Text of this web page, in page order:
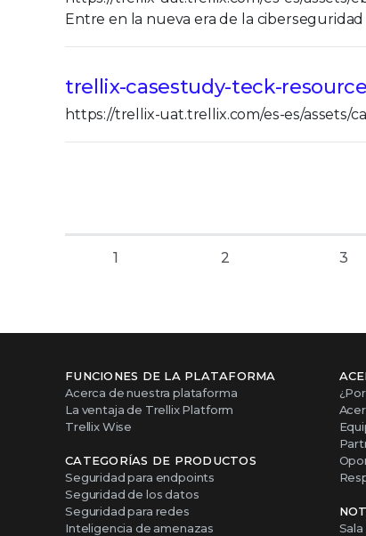
Entre en la nueva era de la ciberseguridad
trellix-casestudy-teck-
https://trellix-uat.trellix.com/es-es/assets/
1 2 3
FUNCIONES DE LA PLATAFORMA
Acerca de nuestra plataforma
La ventaja de Trellix Platform
Trellix Wise
CATEGORÍAS DE PRODUCTOS
Seguridad para endpoints
Seguridad de los datos
Seguridad para redes
Inteligencia de amenazas